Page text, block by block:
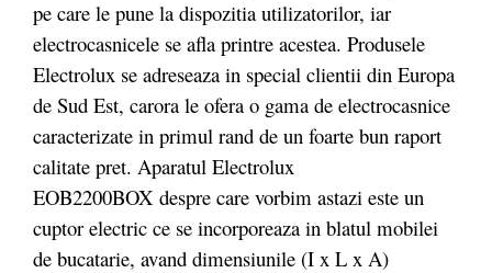
pe care le pune la dispozitia utilizatorilor, iar
electrocasnicele se afla printre acestea. Produsele
Electrolux se adreseaza in special clientii din Europa
de Sud Est, carora le ofera o gama de electrocasnice
caracterizate in primul rand de un foarte bun raport
calitate pret. Aparatul Electrolux
EOB2200BOX despre care vorbim astazi este un
cuptor electric ce se incorporeaza in blatul mobilei
de bucatarie, avand dimensiunile (I x L x A)